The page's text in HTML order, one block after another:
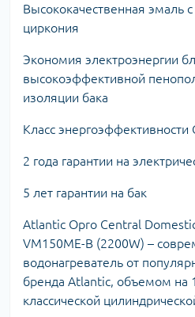
Высококачественная эмаль
циркония
Экономия электроэнергии
высокоэффективной
изоляции бака
Класc энергоэффективности
2 года гарантии на
5 лет гарантии на бак
Atlantic Opro Central
VM150ME-B (2200W) –
водонагреватель от
бренда Atlantic, объемом на
классической